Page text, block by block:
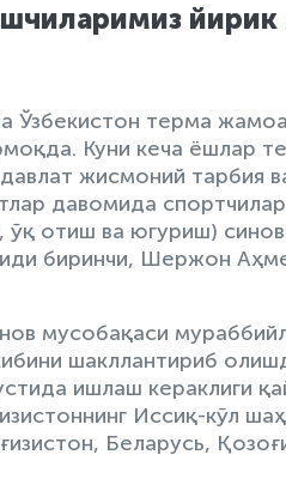
йирик
Ўзбекистон терма
Куни кеча ёшлар
жисмоний тарбия
давомида
ўқ отиш ва югуриш)
биринчи, Шержон
мусобақаси
шакллантириб
ишлаш кераклиги
Иссиқ-кўл
Беларусь,